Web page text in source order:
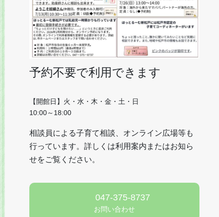
予約不要で利用できます
【開館日】火・水・木・金・土・日
10:00～18:00
相談員による子育て相談、オンライン広場等も
行っています。詳しくは利用案内またはお知ら
せをご覧ください。
047-375-8737
お問い合わせ